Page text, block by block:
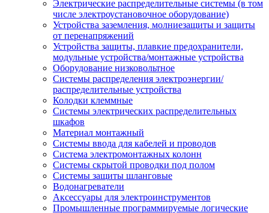
Электрические распределительные системы (в том
числе электроустановочное оборудование)
Устройства заземления, молниезащиты и защиты
от перенапряжений
Устройства защиты, плавкие предохранители,
модульные устройства/монтажные устройства
Оборудование низковольтное
Системы распределения электроэнергии/
распределительные устройства
Колодки клеммные
Системы электрических распределительных
шкафов
Материал монтажный
Системы ввода для кабелей и проводов
Система электромонтажных колонн
Системы скрытой проводки под полом
Системы защиты шланговые
Водонагреватели
Аксессуары для электроинструментов
Промышленные программируемые логические